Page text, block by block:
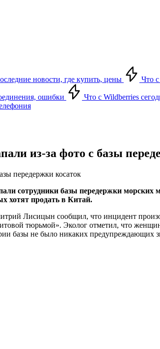
новости, где купить, цены Что
ошибки Что с Wildberries
из-за фото с базы
передержки косаток
сотрудники базы передержки
хотят продать в Китай.
Лисицын сообщил, что инцидент
тюрьмой». Эколог отметил, что
базы не было никаких предупреждающих